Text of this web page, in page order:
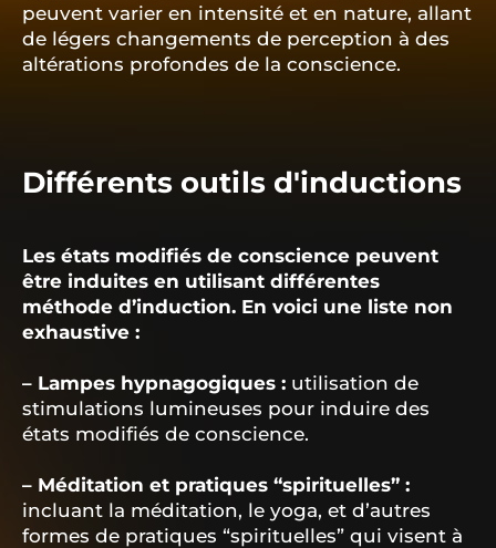
peuvent varier en intensité et en nature, allant
de légers changements de perception à des
altérations profondes de la conscience.
Différents outils d'inductions
Les états modifiés de conscience peuvent
être induites en utilisant différentes
méthode d’induction. En voici une liste non
exhaustive :
– Lampes hypnagogiques : utilisation de
stimulations lumineuses pour induire des
états modifiés de conscience.
– Méditation et pratiques “spirituelles” :
incluant la méditation, le yoga, et d’autres
formes de pratiques “spirituelles” qui visent à